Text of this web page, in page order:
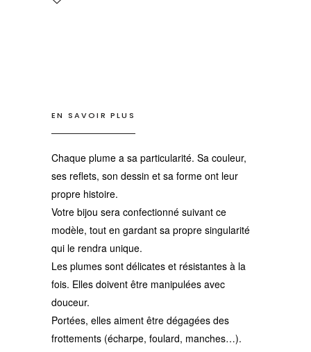
EN SAVOIR PLUS
Chaque plume a sa particularité. Sa couleur,
ses reflets, son dessin et sa forme ont leur
propre histoire.
Votre bijou sera confectionné suivant ce
modèle, tout en gardant sa propre singularité
qui le rendra unique.
Les plumes sont délicates et résistantes à la
fois. Elles doivent être manipulées avec
douceur.
Portées, elles aiment être dégagées des
frottements (écharpe, foulard, manches…).